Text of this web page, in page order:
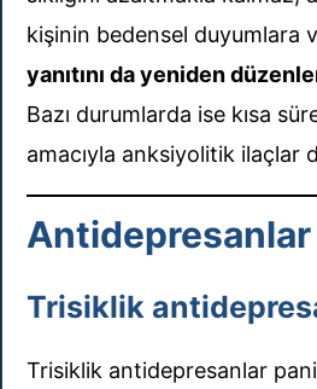
kişinin bedensel duyumlara
yanıtını da yeniden
Bazı durumlarda ise kısa
amacıyla anksiyolitik ilaçlar
Antidepresanlar
Trisiklik
Trisiklik antidepresanlar